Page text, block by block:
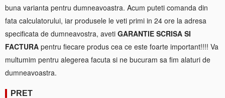
buna varianta pentru dumneavoastra. Acum puteti comanda din
fata calculatorului, iar produsele le veti primi in 24 ore la adresa
specificata de dumneavostra, aveti GARANTIE SCRISA SI
FACTURA pentru fiecare produs cea ce este foarte important!!!! Va
multumim pentru alegerea facuta si ne bucuram sa fim alaturi de
dumneavoastra.
PRET